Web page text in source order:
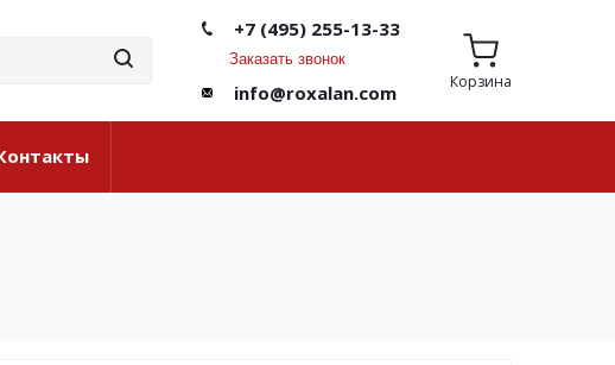
+7 (495) 255-13-33
Заказать звонок
info@roxalan.com Корзина